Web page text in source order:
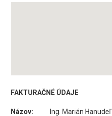
FAKTURAČNÉ ÚDAJE
Názov:
Ing. Marián Hanudeľ